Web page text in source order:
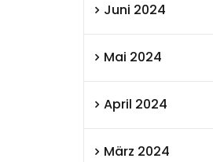
Juni 2024
Mai 2024
April 2024
März 2024